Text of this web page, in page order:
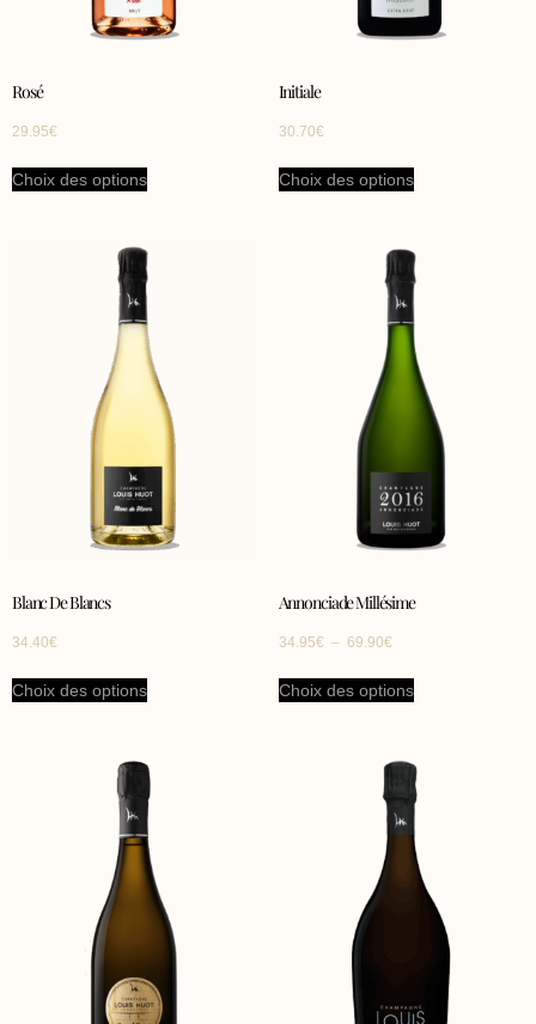
Rosé
29.95€
Choix des options
Initiale
30.70€
Choix des options
Blanc De Blancs
34.40€
Choix des options
Annonciade Millésime
34.95€ – 69.90€
Choix des options